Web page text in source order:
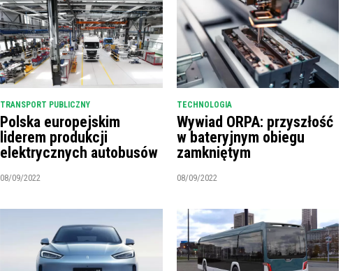
TRANSPORT PUBLICZNY
Polska europejskim
liderem produkcji
elektrycznych autobusów
08/09/2022
TECHNOLOGIA
Wywiad ORPA: przyszłość
w bateryjnym obiegu
zamkniętym
08/09/2022